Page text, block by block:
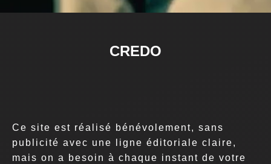
CREDO
Ce site est réalisé bénévolement, sans
publicité avec une ligne éditoriale claire,
mais on a besoin à chaque instant de votre